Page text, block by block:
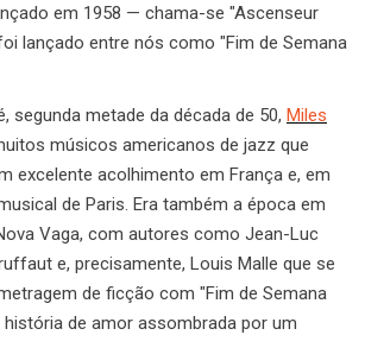
em 1958 — chama-se "Ascenseur
lançado entre nós como "Fim de Semana
segunda metade da década de 50, Miles
músicos americanos de jazz que
excelente acolhimento em França e, em
de Paris. Era também a época em
Vaga, com autores como Jean-Luc
e, precisamente, Louis Malle que se
de ficção com "Fim de Semana
de amor assombrada por um